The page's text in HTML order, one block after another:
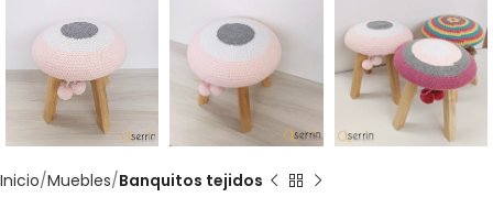
Inicio Muebles Banquitos tejidos